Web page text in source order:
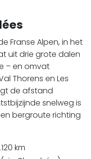
Franse Alpen, in het
uit drie grote dalen
– en omvat
Thorens en Les
de afstand
snelweg is
bergroute richting
km